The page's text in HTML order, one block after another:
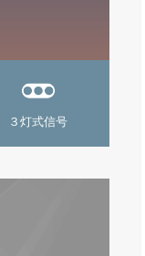
３灯式信号